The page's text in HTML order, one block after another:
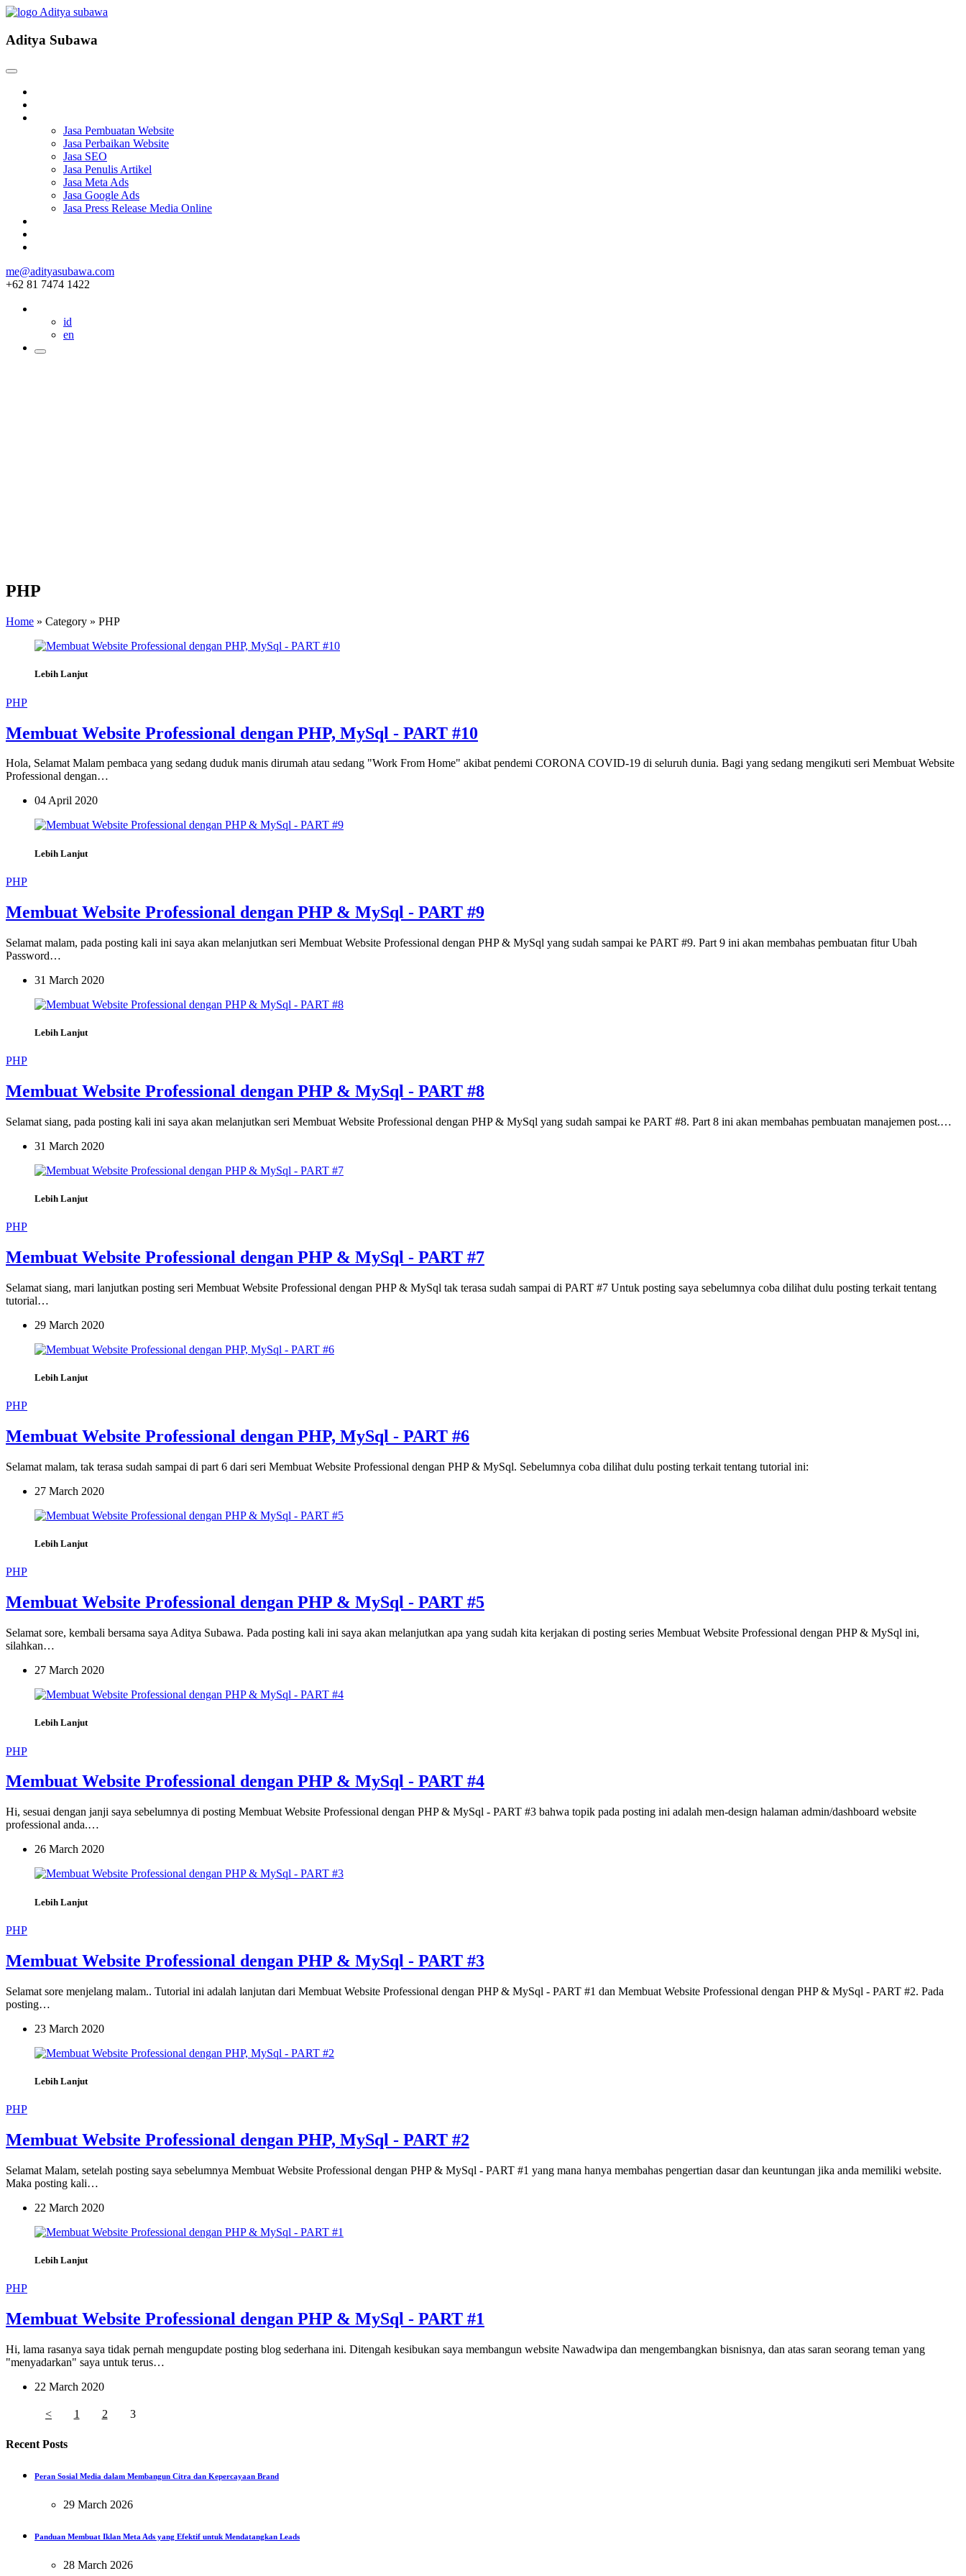
Aditya Subawa
Jasa Pembuatan Website
Jasa Perbaikan Website
Jasa SEO
Jasa Penulis Artikel
Jasa Meta Ads
Jasa Google Ads
Jasa Press Release Media Online
me@adityasubawa.com
+62 81 7474 1422
id
en
PHP
Home » Category » PHP
Lebih Lanjut
PHP
Membuat Website Professional dengan PHP, MySql - PART #10
Hola, Selamat Malam pembaca yang sedang duduk manis dirumah atau sedang "Work From Home" akibat pendemi CORONA COVID-19 di seluruh dunia. Bagi yang sedang mengikuti seri Membuat Website
Professional dengan…
04 April 2020
Lebih Lanjut
PHP
Membuat Website Professional dengan PHP & MySql - PART #9
Selamat malam, pada posting kali ini saya akan melanjutkan seri Membuat Website Professional dengan PHP & MySql yang sudah sampai ke PART #9. Part 9 ini akan membahas pembuatan fitur Ubah
Password…
31 March 2020
Lebih Lanjut
PHP
Membuat Website Professional dengan PHP & MySql - PART #8
Selamat siang, pada posting kali ini saya akan melanjutkan seri Membuat Website Professional dengan PHP & MySql yang sudah sampai ke PART #8. Part 8 ini akan membahas pembuatan manajemen post.…
31 March 2020
Lebih Lanjut
PHP
Membuat Website Professional dengan PHP & MySql - PART #7
Selamat siang, mari lanjutkan posting seri Membuat Website Professional dengan PHP & MySql tak terasa sudah sampai di PART #7 Untuk posting saya sebelumnya coba dilihat dulu posting terkait tentang
tutorial…
29 March 2020
Lebih Lanjut
PHP
Membuat Website Professional dengan PHP, MySql - PART #6
Selamat malam, tak terasa sudah sampai di part 6 dari seri Membuat Website Professional dengan PHP & MySql. Sebelumnya coba dilihat dulu posting terkait tentang tutorial ini:
27 March 2020
Lebih Lanjut
PHP
Membuat Website Professional dengan PHP & MySql - PART #5
Selamat sore, kembali bersama saya Aditya Subawa. Pada posting kali ini saya akan melanjutkan apa yang sudah kita kerjakan di posting series Membuat Website Professional dengan PHP & MySql ini,
silahkan…
27 March 2020
Lebih Lanjut
PHP
Membuat Website Professional dengan PHP & MySql - PART #4
Hi, sesuai dengan janji saya sebelumnya di posting Membuat Website Professional dengan PHP & MySql - PART #3 bahwa topik pada posting ini adalah men-design halaman admin/dashboard website
professional anda.…
26 March 2020
Lebih Lanjut
PHP
Membuat Website Professional dengan PHP & MySql - PART #3
Selamat sore menjelang malam.. Tutorial ini adalah lanjutan dari Membuat Website Professional dengan PHP & MySql - PART #1 dan Membuat Website Professional dengan PHP & MySql - PART #2. Pada
posting…
23 March 2020
Lebih Lanjut
PHP
Membuat Website Professional dengan PHP, MySql - PART #2
Selamat Malam, setelah posting saya sebelumnya Membuat Website Professional dengan PHP & MySql - PART #1 yang mana hanya membahas pengertian dasar dan keuntungan jika anda memiliki website.
Maka posting kali…
22 March 2020
Lebih Lanjut
PHP
Membuat Website Professional dengan PHP & MySql - PART #1
Hi, lama rasanya saya tidak pernah mengupdate posting blog sederhana ini. Ditengah kesibukan saya membangun website Nawadwipa dan mengembangkan bisnisnya, dan atas saran seorang teman yang
"menyadarkan" saya untuk terus…
22 March 2020
< 1 2 3
Recent Posts
Peran Sosial Media dalam Membangun Citra dan Kepercayaan Brand
29 March 2026
Panduan Membuat Iklan Meta Ads yang Efektif untuk Mendatangkan Leads
28 March 2026